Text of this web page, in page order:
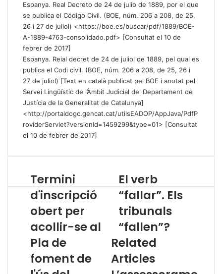
Espanya. Real Decreto de 24 de julio de 1889, por el que
se publica el Código Civil. (BOE, núm. 206 a 208, de 25,
26 i 27 de juliol) <https://boe.es/buscar/pdf/1889/BOE-
A-1889-4763-consolidado.pdf> [Consultat el 10 de
febrer de 2017]
Espanya. Reial decret de 24 de juliol de 1889, pel qual es
publica el Codi civil. (BOE, núm. 206 a 208, de 25, 26 i
27 de juliol) [Text en català publicat pel BOE i anotat pel
Servei Lingüístic de l’Àmbit Judicial del Departament de
Justícia de la Generalitat de Catalunya]
<http://portaldogc.gencat.cat/utilsEADOP/AppJava/PdfP
roviderServlet?versionId=1459299&type=01> [Consultat
el 10 de febrer de 2017]
T
e
r
m
n
i
d
'
i
Termini
d'inscripció
obert per
acollir-se al
Pla de
foment de
E
l
e
b
“
f
a
l
El verb
“fallar”. Els
tribunals
“fallen”?
Related
Articles